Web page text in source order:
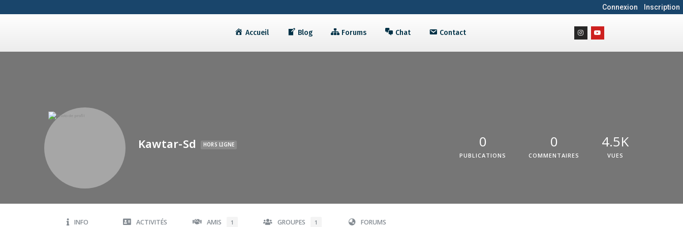
Connexion Inscription
Accueil Blog Forums Chat Contact
Kawtar-Sd HORS LIGNE 0
PUBLICATIONS
0
COMMENTAIRES
4.5K
VUES
INFO ACTIVITÉS AMIS 1 GROUPES 1 FORUMS